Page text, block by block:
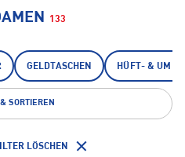
133
GELDTASCHEN HÜFT- &
SORTIEREN
LÖSCHEN